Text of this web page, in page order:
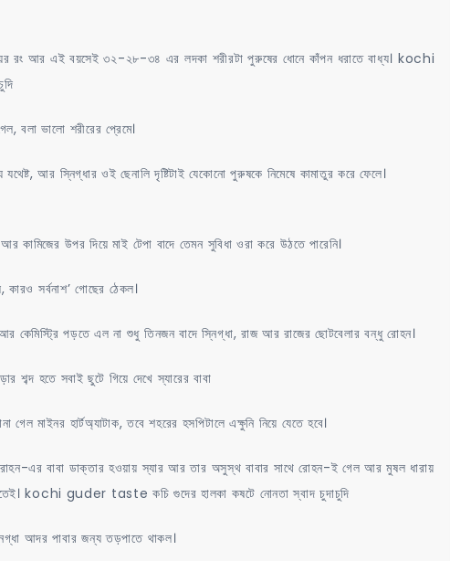
রং আর এই বয়সেই ৩২-২৮-৩৪ এর লদকা শরীরটা পুরুষের ধোনে কাঁপন ধরাতে বাধ্য। kochi
বলা ভালো শরীরের প্রেমে।
আর স্নিগ্ধার ওই ছেনালি দৃষ্টিটাই যেকোনো পুরুষকে নিমেষে কামাতুর করে ফেলে।
উপর দিয়ে মাই টেপা বাদে তেমন সুবিধা ওরা করে উঠতে পারেনি।
সর্বনাশ’ গোছের ঠেকল।
কেমিস্ট্রি পড়তে এল না শুধু তিনজন বাদে স্নিগ্ধা, রাজ আর রাজের ছোটবেলার বন্ধু রোহন।
শব্দ হতে সবাই ছুটে গিয়ে দেখে স্যারের বাবা
মাইনর হার্টঅ্যাটাক, তবে শহরের হসপিটালে এক্ষুনি নিয়ে যেতে হবে।
এর বাবা ডাক্তার হওয়ায় স্যার আর তার অসুস্থ বাবার সাথে রোহন-ই গেল আর মুষল ধারায়
kochi guder taste কচি গুদের হালকা কষটে নোনতা স্বাদ চুদাচুদি
আদর পাবার জন্য তড়পাতে থাকল।